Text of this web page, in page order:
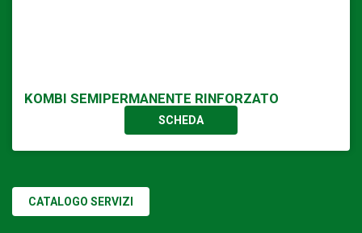
KOMBI SEMIPERMANENTE RINFORZATO
SCHEDA
CATALOGO SERVIZI